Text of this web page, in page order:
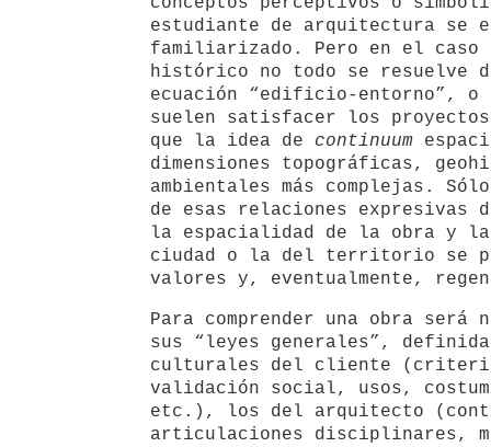
estudiante de arquitectura se
familiarizado. Pero en el caso
histórico no todo se resuelve
ecuación “edificio-entorno”, o
suelen satisfacer los
que la idea de continuum
dimensiones topográficas,
ambientales más complejas.
de esas relaciones expresivas
la espacialidad de la obra y
ciudad o la del territorio se
valores y, eventualmente,
Para comprender una obra será
sus “leyes generales”,
culturales del cliente
validación social, usos,
etc.), los del arquitecto
articulaciones disciplinares,